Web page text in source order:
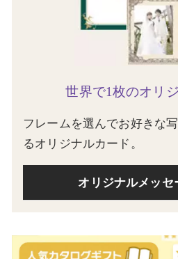
世界で1枚のオリ
フレームを選んでお好きな
るオリジナルカード。
オリジナルメッセ